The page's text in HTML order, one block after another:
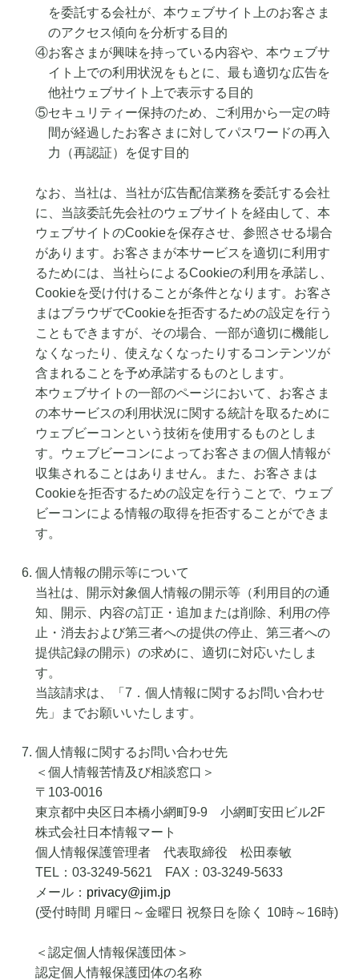
を委託する会社が、本ウェブサイト上のお客さま
のアクセス傾向を分析する目的
④お客さまが興味を持っている内容や、本ウェブサ
イト上での利用状況をもとに、最も適切な広告を
他社ウェブサイト上で表示する目的
⑤セキュリティー保持のため、ご利用から一定の時
間が経過したお客さまに対してパスワードの再入
力（再認証）を促す目的
なお、当社は、当社が広告配信業務を委託する会社
に、当該委託先会社のウェブサイトを経由して、本
ウェブサイトのCookieを保存させ、参照させる場合
があります。お客さまが本サービスを適切に利用す
るためには、当社らによるCookieの利用を承諾し、
Cookieを受け付けることが条件となります。お客さ
まはブラウザでCookieを拒否するための設定を行う
こともできますが、その場合、一部が適切に機能し
なくなったり、使えなくなったりするコンテンツが
含まれることを予め承諾するものとします。
本ウェブサイトの一部のページにおいて、お客さま
の本サービスの利用状況に関する統計を取るために
ウェブビーコンという技術を使用するものとしま
す。ウェブビーコンによってお客さまの個人情報が
収集されることはありません。また、お客さまは
Cookieを拒否するための設定を行うことで、ウェブ
ビーコンによる情報の取得を拒否することができま
す。
個人情報の開示等について
当社は、開示対象個人情報の開示等（利用目的の通
知、開示、内容の訂正・追加または削除、利用の停
止・消去および第三者への提供の停止、第三者への
提供記録の開示）の求めに、適切に対応いたしま
す。
当該請求は、「7．個人情報に関するお問い合わせ
先」までお願いいたします。
個人情報に関するお問い合わせ先
＜個人情報苦情及び相談窓口＞
〒103-0016
東京都中央区日本橋小網町9-9 小網町安田ビル2F
株式会社日本情報マート
個人情報保護管理者 代表取締役 松田泰敏
TEL：03-3249-5621 FAX：03-3249-5633
メール： privacy@jim.jp
(受付時間 月曜日～金曜日 祝祭日を除く 10時～16時)
＜認定個人情報保護団体＞
認定個人情報保護団体の名称